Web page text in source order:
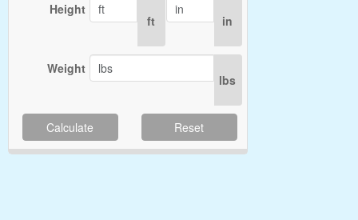
Height
ft in
Weight
lbs
Calculate Reset